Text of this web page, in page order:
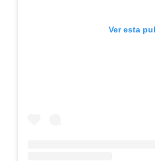
Ver esta